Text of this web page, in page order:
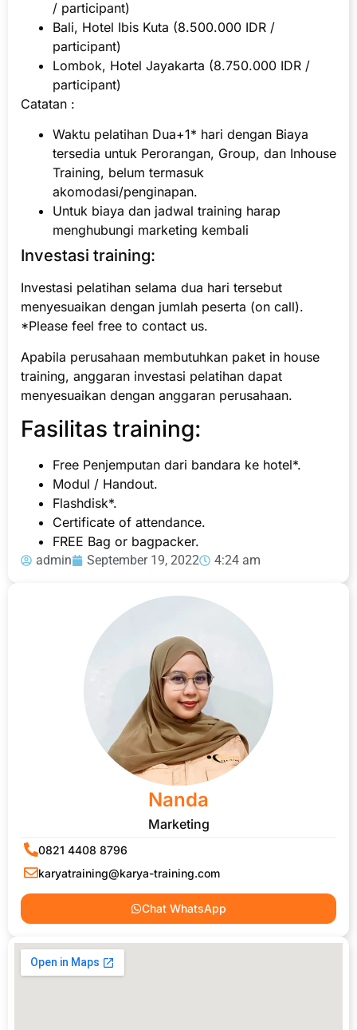
/ participant)
Bali, Hotel Ibis Kuta (8.500.000 IDR /
participant)
Lombok, Hotel Jayakarta (8.750.000 IDR /
participant)
Catatan :
Waktu pelatihan Dua+1* hari dengan Biaya
tersedia untuk Perorangan, Group, dan Inhouse
Training, belum termasuk
akomodasi/penginapan.
Untuk biaya dan jadwal training harap
menghubungi marketing kembali
Investasi training:
Investasi pelatihan selama dua hari tersebut
menyesuaikan dengan jumlah peserta (on call).
*Please feel free to contact us.
Apabila perusahaan membutuhkan paket in house
training, anggaran investasi pelatihan dapat
menyesuaikan dengan anggaran perusahaan.
Fasilitas training:
Free Penjemputan dari bandara ke hotel*.
Modul / Handout.
Flashdisk*.
Certificate of attendance.
FREE Bag or bagpacker.
admin September 19, 2022 4:24 am
Nanda
Marketing
0821 4408 8796
karyatraining@karya-training.com
Chat WhatsApp